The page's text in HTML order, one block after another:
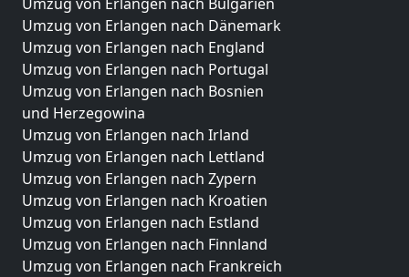
Umzug von Erlangen nach Dänemark
Umzug von Erlangen nach England
Umzug von Erlangen nach Portugal
Umzug von Erlangen nach Bosnien
und Herzegowina
Umzug von Erlangen nach Irland
Umzug von Erlangen nach Lettland
Umzug von Erlangen nach Zypern
Umzug von Erlangen nach Kroatien
Umzug von Erlangen nach Estland
Umzug von Erlangen nach Finnland
Umzug von Erlangen nach Frankreich